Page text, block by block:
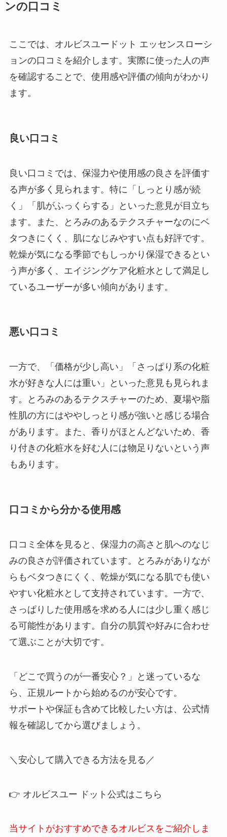
ンの口コミ
ここでは、オルビスユードット エッセンスローシ
ョンの口コミを紹介します。実際に使った人の声
を確認することで、使用感や評価の傾向がわかり
ます。
良い口コミ
良い口コミでは、保湿力や使用感の良さを評価す
る声が多く見られます。特に「しっとり感が続
く」「肌がふっくらする」といった意見が目立ち
ます。また、とろみのあるテクスチャーなのにベ
タつきにくく、肌になじみやすい点も好評です。
乾燥が気になる季節でもしっかり保湿できるとい
う声が多く、エイジングケア化粧水として満足し
ているユーザーが多い傾向があります。
悪い口コミ
一方で、「価格が少し高い」「さっぱり系の化粧
水が好きな人には重い」といった意見も見られま
す。とろみのあるテクスチャーのため、夏場や脂
性肌の方にはややしっとり感が強いと感じる場合
があります。また、香りがほとんどないため、香
り付きの化粧水を好む人には物足りないという声
もあります。
口コミから分かる使用感
口コミ全体を見ると、保湿力の高さと肌へのなじ
みの良さが評価されています。とろみがありなが
らもベタつきにくく、乾燥が気になる肌でも使い
やすい化粧水として支持されています。一方で、
さっぱりした使用感を求める人には少し重く感じ
る可能性があります。自分の肌質や好みに合わせ
て選ぶことが大切です。
「どこで買うのが一番安心？」と迷っているな
ら、正規ルートから始めるのが安心です。
サポートや保証も含めて比較したい方は、公式情
報を確認してから選びましょう。
＼安心して購入できる方法を見る／
👉 オルビスユー ドット公式はこちら
当サイトがおすすめできるオルビスをご紹介しま